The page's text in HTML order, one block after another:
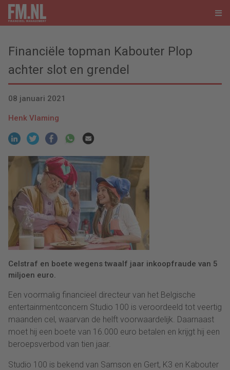
Financiële topman Kabouter Plop
achter slot en grendel
08 januari 2021
Henk Vlaming
Celstraf en boete wegens twaalf jaar inkoopfraude van 5
miljoen euro.
Een voormalig financieel directeur van het Belgische
entertainmentconcern Studio 100 is veroordeeld tot veertig
maanden cel, waarvan de helft voorwaardelijk. Daarnaast
moet hij een boete van 16.000 euro betalen en krijgt hij een
beroepsverbod van tien jaar.
Studio 100 is bekend van Samson en Gert, K3 en Kabouter